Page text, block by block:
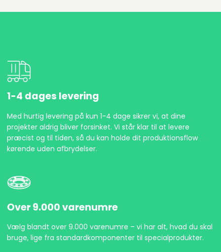
1-4 dages levering
Med hurtig levering på kun 1-4 dage sikrer vi, at dine
projekter aldrig bliver forsinket. Vi står klar til at levere
præcist og til tiden, så du kan holde dit produktionsflow
kørende uden afbrydelser.
Over 9.000 varenumre
Vælg blandt over 9.000 varenumre – vi har alt, hvad du skal
bruge, lige fra standardkomponenter til specialprodukter.